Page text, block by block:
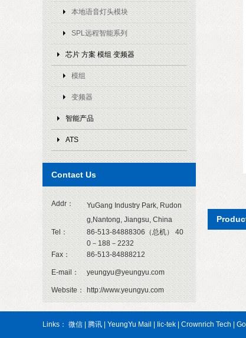
本地语音灯头模块
SPL远程智能系列
芯片 方案 模组 变频器
模组
变频器
智能产品
ATS
Contact Us
Addr：
YuGang Industry Park, Rudon
g,Nantong, Jiangsu, China
Tel：
86-513-84888306（总机） 40
0－188－2232
Fax：
86-513-84888212
E-mail： yeungyu@yeungyu.com
Website： http://www.yeungyu.com
Links： 微信 腾讯 YeungYu Mail Iic-tek Crownrich Tech